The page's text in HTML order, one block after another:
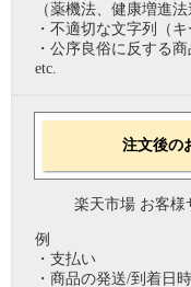
（薬機法、健康増進法
・不適切な文字列（キ
・公序良俗に反する商
etc.
注文後の
楽天市場 お客様
例
・支払い
・商品の発送/到着日